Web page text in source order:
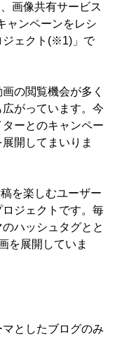
画像共有サービス
ャンペーンをレシ
ジェクト(※1)」で
の閲覧機会が多く
がっています。今
ーとのキャンペー
開してまいりま
を楽しむユーザー
ジェクトです。毎
ハッシュタグとと
を展開していま
マとしたブログのみ